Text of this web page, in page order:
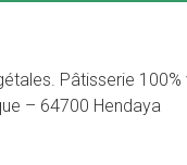
Pâtisserie
– 64700 Hendaya